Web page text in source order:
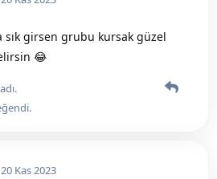
sık girsen grubu kursak güzel
😂
.
20 Kas 2023